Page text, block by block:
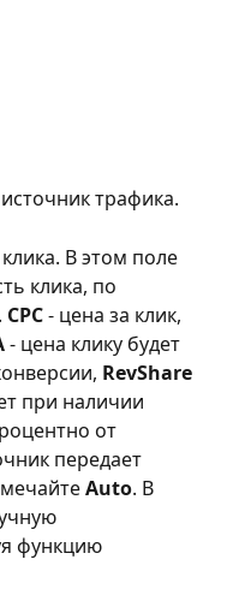
трафика.
В этом поле
клика, по
CPC - цена за клик,
- цена клику будет
RevShare
при наличии
от
передает
Auto. В
функцию